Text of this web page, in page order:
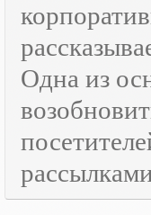
Одна из